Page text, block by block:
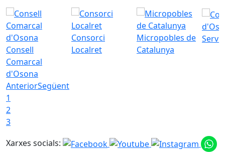
Consell
Comarcal
d'Osona
Consorci
Localret
Micropobles de
Catalunya
AnteriorSegüent
1
2
3
Xarxes socials: